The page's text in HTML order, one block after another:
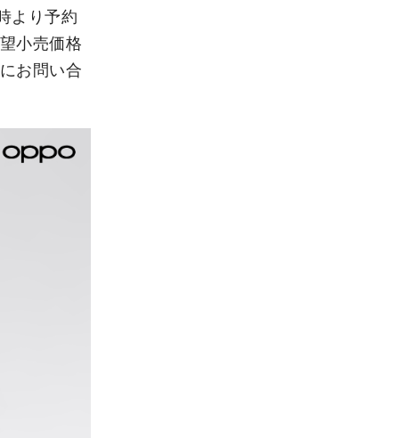
より予約
小売価格
お問い合